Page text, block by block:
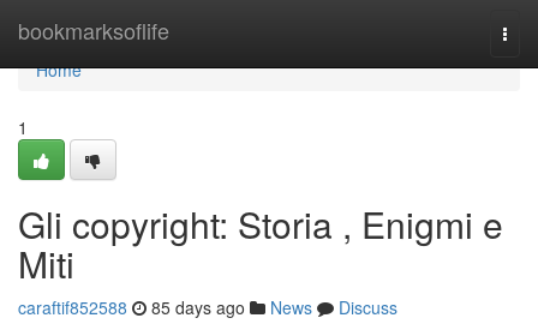
bookmarksoflife
Home
Home
1
Gli copyright: Storia , Enigmi e
Miti
caraftif852588 85 days ago News
Discuss